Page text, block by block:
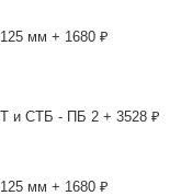
мм + 1680 ₽
и СТБ - ПБ 2 + 3528 ₽
мм + 1680 ₽